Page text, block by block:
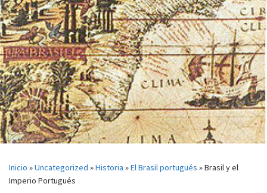
Inicio »Uncategorized »Historia »El Brasil portugués »Brasil y el
Imperio Portugués